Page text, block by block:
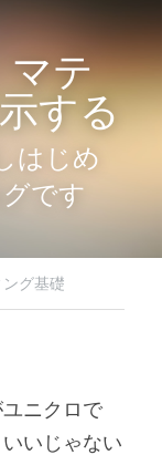
マテ
する
はじめ
です
グ基礎
ニクロで
いじゃない